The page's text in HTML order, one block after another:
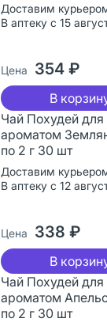
Доставим
В аптеку с 15
Цена 354 ₽
В
Чай Похудей
ароматом
по 2 г 30 шт
Доставим
В аптеку с 12
Цена 338 ₽
В
Чай Похудей
ароматом
по 2 г 30 шт